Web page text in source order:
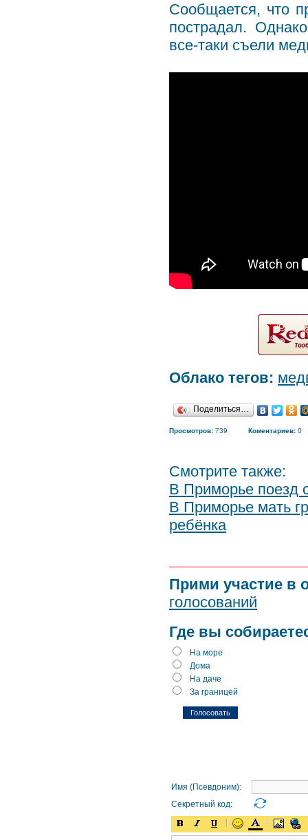
Сообщается, что
пострадал.
все-таки съели
Облако тегов:
Поделиться…
Просмотров: 739 Коментариев: 0
Смотрите также:
В Приморье поезд
В Приморье мать
ребёнка
Прими участие в
голосований
Где вы
На море
Дома
На даче
За границей
Имя (Псевдоним):
Секретный код: